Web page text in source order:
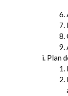
Plan